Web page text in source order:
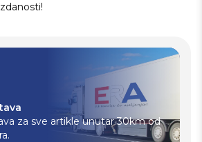
za sve artikle unutar 30km od